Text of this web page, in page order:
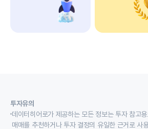
투자유의
데이터히어로가 제공하는 모든 정보는 투자 참고
매매를 추천하거나 투자 결정의 유일한 근거로 사